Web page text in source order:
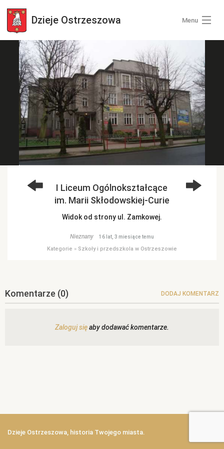
Dzieje Ostrzeszowa Menu
Wszystkie zdjęcia
Kategorie zdjęć
Zaloguj się
+ Dodaj zdjęcia
I Liceum Ogólnokształcące
im. Marii Skłodowskiej-Curie
Widok od strony ul. Zamkowej.
Nieznany 16 lat, 3 miesiące temu
Kategorie » Szkoły i przedszkola w Ostrzeszowie
Komentarze (0) DODAJ KOMENTARZ
Zaloguj sięaby dodawać komentarze.
Dzieje Ostrzeszowa, historia Twojego miasta.